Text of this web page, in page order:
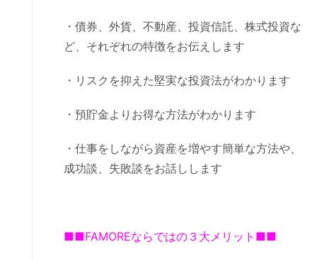
・債券、外貨、不動産、投資信託、株式投資な
ど、それぞれの特徴をお伝えします
・リスクを抑えた堅実な投資法がわかります
・預貯金よりお得な方法がわかります
・仕事をしながら資産を増やす簡単な方法や、
成功談、失敗談をお話しします
■■FAMOREならではの３大メリット■■